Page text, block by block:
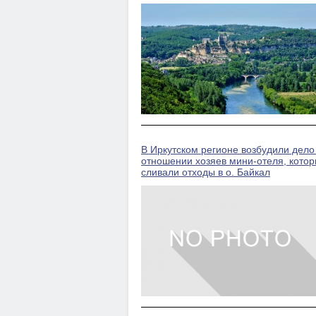
В Иркутском регионе возбудили
отношении хозяев мини-отеля,
сливали отходы в о. Байкал